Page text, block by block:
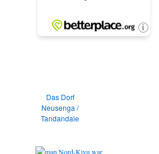
Das Dorf
Neusenga /
Tandandale